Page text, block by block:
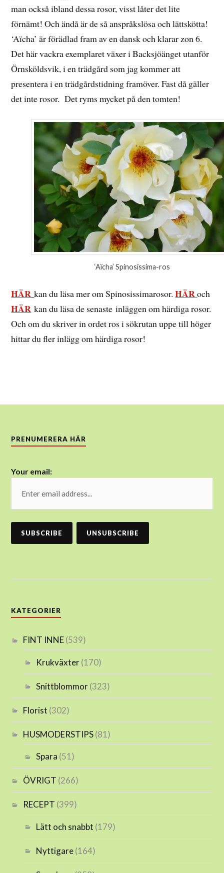
man också ibland dessa rosor, visst låter det lite
förnämt! Och ändå är de så anspråkslösa och lättskötta!
‘Aïcha’ är förädlad fram av en dansk och klarar zon 6.
Det här vackra exemplaret växer i Backsjöänget utanför
Örnsköldsvik, i en trädgård som jag kommer att
presentera i en trädgårdstidning framöver. Fast då gäller
det inte rosor. Det ryms mycket på den tomten!
‘Aïcha’ Spinosissima-ros
HÄR kan du läsa mer om Spinosissimarosor.HÄRoch
HÄR kan du läsa de senaste inläggen om härdiga rosor.
Och om du skriver in ordet ros i sökrutan uppe till höger
hittar du fler inlägg om härdiga rosor!
PRENUMERERA HÄR
Your email:
KATEGORIER
FINT INNE(539)
Krukväxter(170)
Snittblommor(323)
Florist (302)
HUSMODERSTIPS(81)
Spara (51)
ÖVRIGT (266)
RECEPT (399)
Lätt och snabbt (179)
Nyttigare(164)